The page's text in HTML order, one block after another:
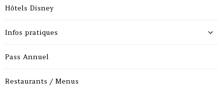
Hôtels Disney
Infos pratiques
Pass Annuel
Restaurants / Menus